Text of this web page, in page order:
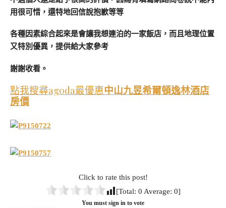
用很可惜，還特地回信說抱歉等等
各種因素綜合起來是會讓我想連泊的一家飯店，而且地理位置
又特別優異，提供給大家參考
謝謝收看。
點我搜尋agoda最優惠中山九昱希爾頓逸林酒店
房價
Click to rate this post!
[Total: 0 Average: 0]
You must sign in to vote